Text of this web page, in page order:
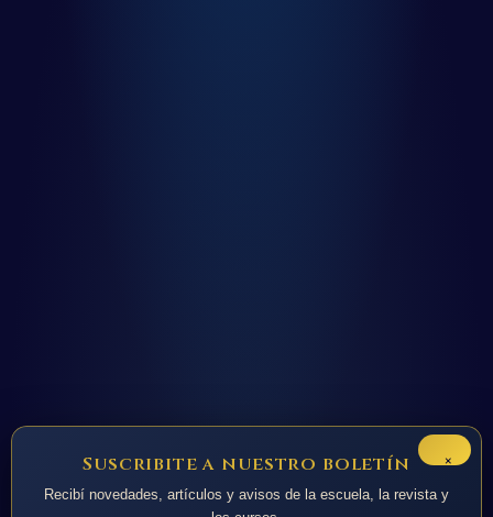
×
Suscribite a nuestro boletín
Recibí novedades, artículos y avisos de la escuela, la revista y